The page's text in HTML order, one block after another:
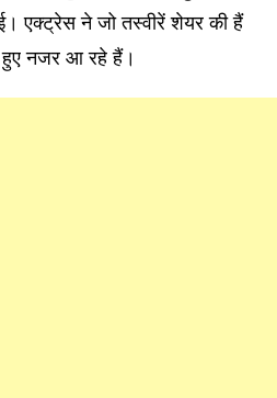
एक्ट्रेस ने जो तस्वीरें शेयर की हैं
हुए नजर आ रहे हैं।